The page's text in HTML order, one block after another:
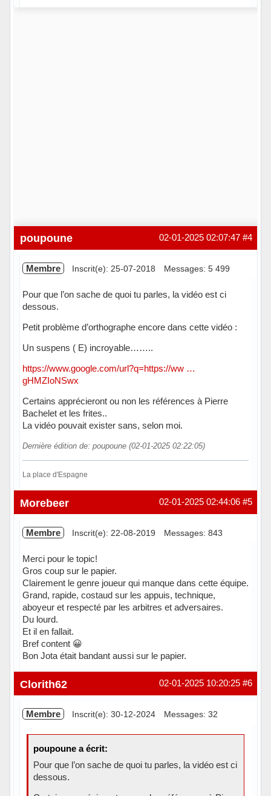
#4
02-01-2025 02:07:47
poupoune
Membre Inscrit(e): 25-07-2018 Messages: 5 499
Pour que l’on sache de quoi tu parles, la vidéo est ci
dessous.
Petit problème d’orthographe encore dans cette vidéo :
Un suspens ( E) incroyable……..
https://www.google.com/url?q=https://ww …
gHMZIoNSwx
Certains apprécieront ou non les références à Pierre
Bachelet et les frites..
La vidéo pouvait exister sans, selon moi.
Dernière édition de: poupoune (02-01-2025 02:22:05)
La place d'Espagne
Hors ligne #5
02-01-2025 02:44:06
Morebeer
Membre Inscrit(e): 22-08-2019 Messages: 843
Merci pour le topic!
Gros coup sur le papier.
Clairement le genre joueur qui manque dans cette équipe.
Grand, rapide, costaud sur les appuis, technique,
aboyeur et respecté par les arbitres et adversaires.
Du lourd.
Et il en fallait.
Bref content 😀
Bon Jota était bandant aussi sur le papier.
Hors ligne #6
02-01-2025 10:20:25
Clorith62
Membre Inscrit(e): 30-12-2024 Messages: 32
poupoune a écrit:
Pour que l’on sache de quoi tu parles, la vidéo est ci
dessous.